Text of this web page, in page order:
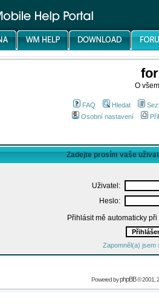
O
FAQ Hledat
Osobní nastavení
Zadejte prosím vaše
Uživatel:
Heslo:
Přihlásit mě automaticky
Zapomněl(a) jsem
Powered byphpBB© 2001,